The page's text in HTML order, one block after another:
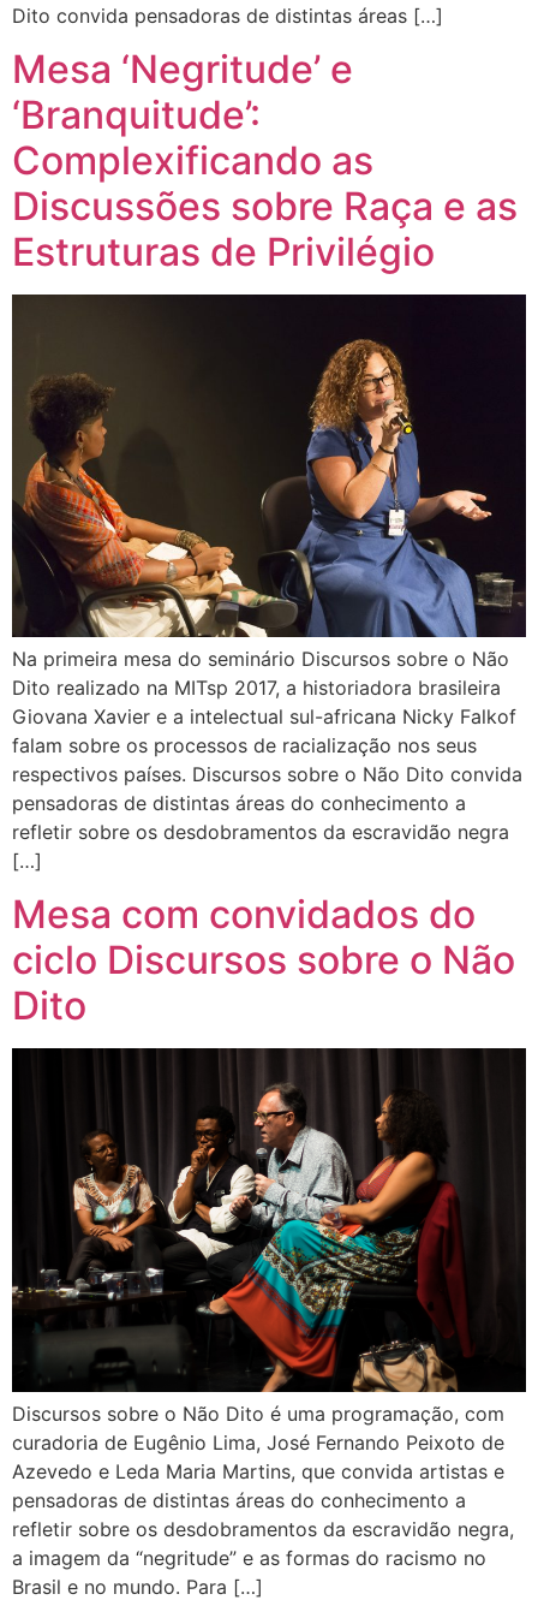
Dito convida pensadoras de distintas áreas […]
Mesa ‘Negritude’ e
‘Branquitude’:
Complexificando as
Discussões sobre Raça e as
Estruturas de Privilégio
Na primeira mesa do seminário Discursos sobre o Não
Dito realizado na MITsp 2017, a historiadora brasileira
Giovana Xavier e a intelectual sul-africana Nicky Falkof
falam sobre os processos de racialização nos seus
respectivos países. Discursos sobre o Não Dito convida
pensadoras de distintas áreas do conhecimento a
refletir sobre os desdobramentos da escravidão negra
[…]
Mesa com convidados do
ciclo Discursos sobre o Não
Dito
Discursos sobre o Não Dito é uma programação, com
curadoria de Eugênio Lima, José Fernando Peixoto de
Azevedo e Leda Maria Martins, que convida artistas e
pensadoras de distintas áreas do conhecimento a
refletir sobre os desdobramentos da escravidão negra,
a imagem da “negritude” e as formas do racismo no
Brasil e no mundo. Para […]